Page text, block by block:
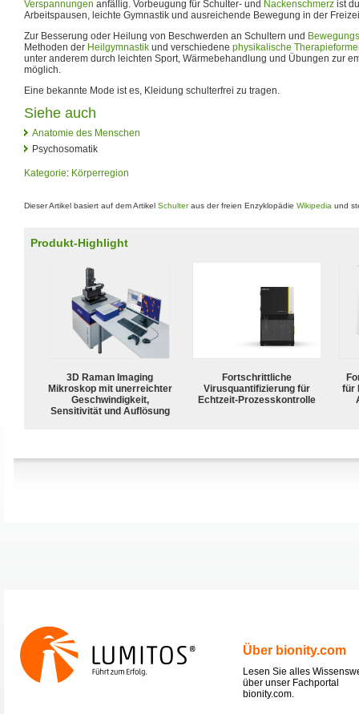
Verspannungen anfällig. Vorbeugung für Schulter- und Nackenschmerz ist
Arbeitspausen, leichte Gymnastik und ausreichende Bewegung in der
Zur Besserung oder Heilung von Beschwerden an Schultern und
Methoden der Heilgymnastik und verschiedene physikalische
unter anderem durch leichten Sport, Wärmebehandlung und Übungen zur
möglich.
Eine bekannte Mode ist es, Kleidung schulterfrei zu tragen.
Siehe auch
Anatomie des Menschen
Psychosomatik
Kategorie: Körperregion
Dieser Artikel basiert auf dem Artikel Schulteraus der freien Enzyklopädie Wikipedia und
Produkt-Highlight
3D Raman Imaging
Mikroskop mit unerreichter
Geschwindigkeit,
Sensitivität und Auflösung
Fortschrittliche
Virusquantifizierung für
Echtzeit-Prozesskontrolle
für
Über bionity.com
Lesen Sie alles
über unser Fachportal
bionity.com.